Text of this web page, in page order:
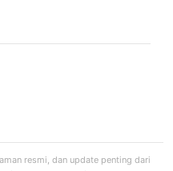
resmi, dan update penting dari